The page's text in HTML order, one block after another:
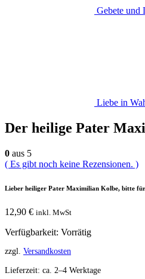
Gebete und
Liebe in
Der heilige Pater
0 aus 5
( Es gibt noch keine Rezensionen. )
Lieber heiliger Pater Maximilian Kolbe, bitte
12,90 € inkl. MwSt
Verfügbarkeit: Vorrätig
zzgl. Versandkosten
Lieferzeit: ca. 2–4 Werktage